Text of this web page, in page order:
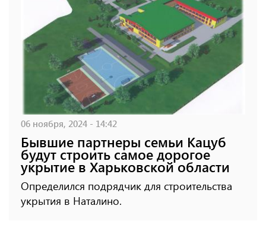
06 ноября, 2024 - 14:42
Бывшие партнеры семьи Кацуб
будут строить самое дорогое
укрытие в Харьковской области
Определился подрядчик для строительства
укрытия в Наталино.